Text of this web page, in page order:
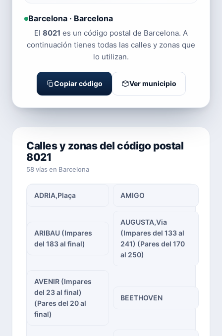
Barcelona · Barcelona
El 8021 es un código postal de Barcelona. A
continuación tienes todas las calles y zonas que
lo utilizan.
Copiar código Ver municipio
Calles y zonas del código postal
8021
58 vías en Barcelona
ADRIA,Plaça AMIGO
ARIBAU (Impares
del 183 al final)
AUGUSTA,Via
(Impares del 133 al
241) (Pares del 170
al 250)
AVENIR (Impares
del 23 al final)
(Pares del 20 al
final)
BEETHOVEN